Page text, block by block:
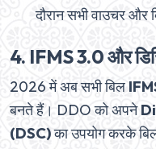
दौरान सभी वाउचर और
4. IFMS 3.0 और
2026 में अब सभी बिल
बनते हैं। DDO को अपने
(DSC)का उपयोग करके